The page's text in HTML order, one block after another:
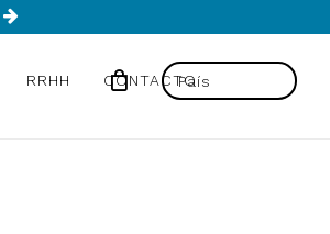
RRHH CONTACTO